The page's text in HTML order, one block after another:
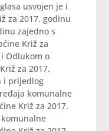
usvojen je i
za 2017. godinu
zajedno s
Križ za
Odlukom o
za 2017.
i prijedlog
komunalne
Križ za 2017.